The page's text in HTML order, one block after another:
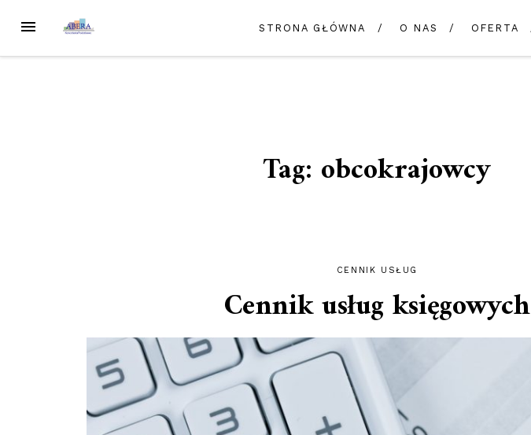
treści
MENU
STRONA GŁÓWNA O NAS OFERTA
Tag: obcokrajowcy
CENNIK USŁUG
Cennik usług księgowych